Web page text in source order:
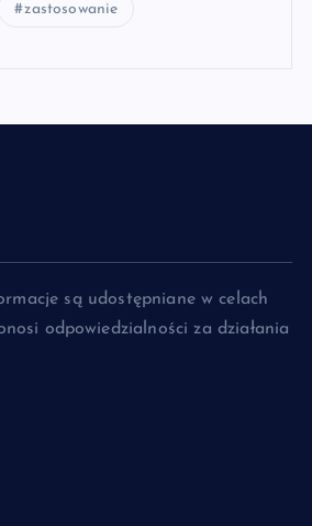
zastosowanie
są udostępniane w celach
odpowiedzialności za działania